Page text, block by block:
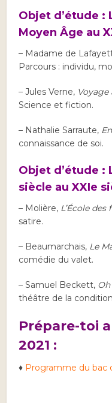
Objet d’étude :
Moyen Âge au
– Madame de
Parcours : individu,
– Jules Verne, Voyage
Science et fiction.
– Nathalie Sarraute,
connaissance de soi.
Objet d’étude :
siècle au XXIe
– Molière, L’École des
satire.
– Beaumarchais, Le
comédie du valet.
– Samuel Beckett,
théâtre de la
Prépare-toi
2021 :
♦ Programme du bac